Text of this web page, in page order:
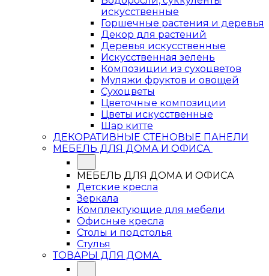
искусственные
Горшечные растения и деревья
Декор для растений
Деревья искусственные
Искусственная зелень
Композиции из сухоцветов
Муляжи фруктов и овощей
Сухоцветы
Цветочные композиции
Цветы искусственные
Шар китте
ДЕКОРАТИВНЫЕ СТЕНОВЫЕ ПАНЕЛИ
МЕБЕЛЬ ДЛЯ ДОМА И ОФИСА
МЕБЕЛЬ ДЛЯ ДОМА И ОФИСА
Детские кресла
Зеркала
Комплектующие для мебели
Офисные кресла
Столы и подстолья
Стулья
ТОВАРЫ ДЛЯ ДОМА